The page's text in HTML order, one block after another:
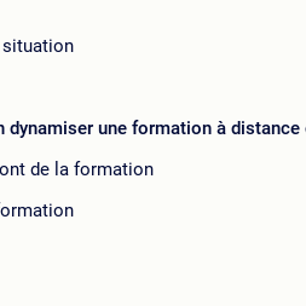
situation
dynamiser une formation à distance
de la formation